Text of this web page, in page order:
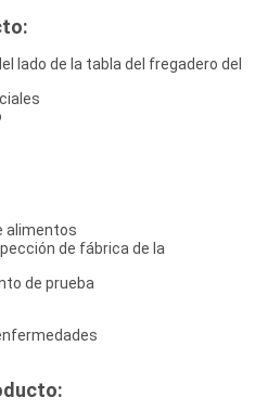
lado de la tabla del fregadero del
alimentos
de fábrica de la
de prueba